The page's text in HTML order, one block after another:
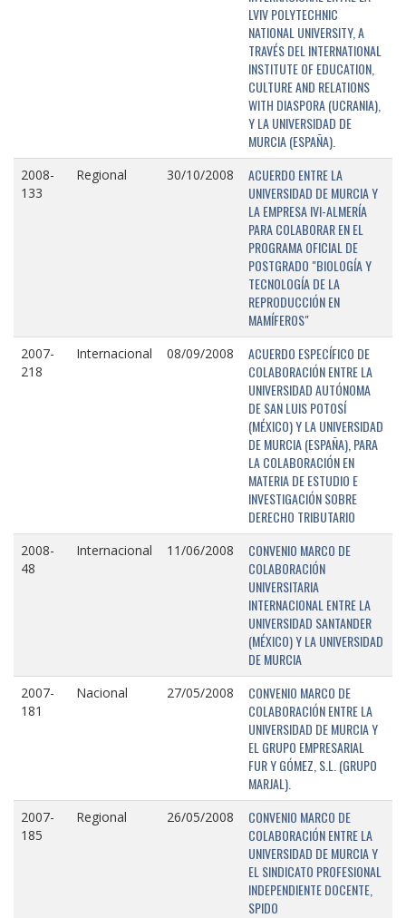
LVIV POLYTECHNIC
NATIONAL UNIVERSITY, A
TRAVÉS DEL INTERNATIONAL
INSTITUTE OF EDUCATION,
CULTURE AND RELATIONS
WITH DIASPORA (UCRANIA),
Y LA UNIVERSIDAD DE
MURCIA (ESPAÑA).
2008-
133
Regional 30/10/2008
ACUERDO ENTRE LA
UNIVERSIDAD DE MURCIA Y
LA EMPRESA IVI-ALMERÍA
PARA COLABORAR EN EL
PROGRAMA OFICIAL DE
POSTGRADO "BIOLOGÍA Y
TECNOLOGÍA DE LA
REPRODUCCIÓN EN
MAMÍFEROS"
2007-
218
Internacional 08/09/2008
ACUERDO ESPECÍFICO DE
COLABORACIÓN ENTRE LA
UNIVERSIDAD AUTÓNOMA
DE SAN LUIS POTOSÍ
(MÉXICO) Y LA UNIVERSIDAD
DE MURCIA (ESPAÑA), PARA
LA COLABORACIÓN EN
MATERIA DE ESTUDIO E
INVESTIGACIÓN SOBRE
DERECHO TRIBUTARIO
2008-
48
Internacional 11/06/2008
CONVENIO MARCO DE
COLABORACIÓN
UNIVERSITARIA
INTERNACIONAL ENTRE LA
UNIVERSIDAD SANTANDER
(MÉXICO) Y LA UNIVERSIDAD
DE MURCIA
2007-
181
Nacional 27/05/2008
CONVENIO MARCO DE
COLABORACIÓN ENTRE LA
UNIVERSIDAD DE MURCIA Y
EL GRUPO EMPRESARIAL
FUR Y GÓMEZ, S.L. (GRUPO
MARJAL).
2007-
185
Regional 26/05/2008
CONVENIO MARCO DE
COLABORACIÓN ENTRE LA
UNIVERSIDAD DE MURCIA Y
EL SINDICATO PROFESIONAL
INDEPENDIENTE DOCENTE,
SPIDO